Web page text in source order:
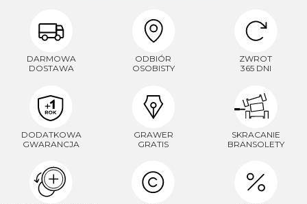
DARMOWA
DOSTAWA
ODBIÓR
OSOBISTY
ZWROT
365 DNI
DODATKOWA
GWARANCJA
GRAWER
GRATIS
SKRACANIE
BRANSOLETY